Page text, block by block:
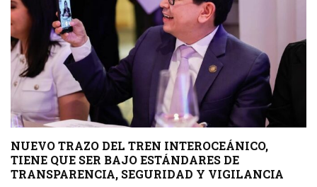
NUEVO TRAZO DEL TREN INTEROCEÁNICO,
TIENE QUE SER BAJO ESTÁNDARES DE
TRANSPARENCIA, SEGURIDAD Y VIGILANCIA